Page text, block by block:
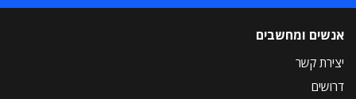
אנשים ומחשבים
יצירת קשר
דרושים